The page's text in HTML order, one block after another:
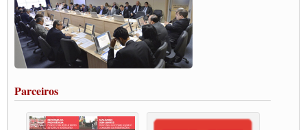
Carta às Brasileiras e aos Brasileiros em Defesa do Estado Democrático de Direito
Paulinho, presidente da CNTTL, faz balanço do 3º Congresso da CNTTL
Caminhoneiros aprovam greve a partir do 1º de novembro
Rodoviários de Feira Santana fazem Assembleia para avaliar proposta de reajuste
salarial
Vacina Já: Lockdown de 24 horas dos trabalhadores em transportes está mantido,
Condutores de Guarulhos farão greve sanitária nesta terça-feira (20)
Parceiros